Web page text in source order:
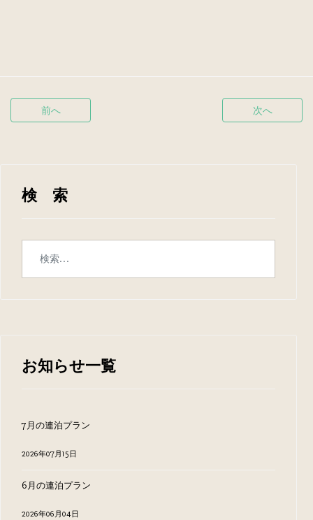
前へ 次へ
検 索
お知らせ一覧
7月の連泊プラン
2026年07月15日
6月の連泊プラン
2026年06月04日